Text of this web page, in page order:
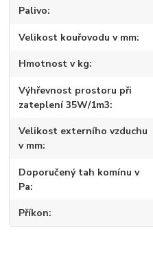
Palivo
Velikost kouřovodu v mm
Hmotnost v kg
Výhřevnost prostoru při
zateplení 35W/1m3
Velikost externího vzduchu
v mm
Doporučený tah komínu v
Pa
Příkon